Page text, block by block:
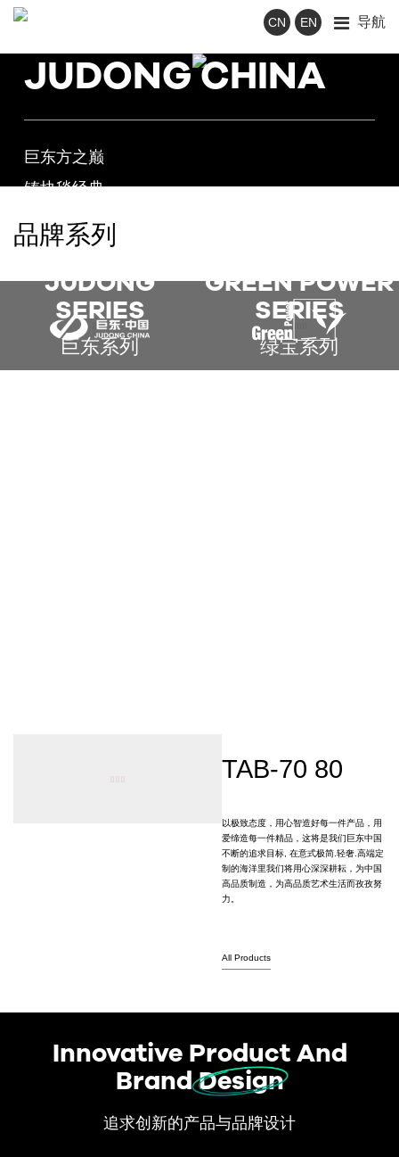
CN EN 导航
JUDONG CHINA
巨东方之巅
铸块毯经典
品牌系列
JUDONG
SERIES
巨东系列
GREEN POWER
SERIES
绿宝系列
TAB-70 80
以极致态度，用心智造好每一件产品，用
爱缔造每一件精品，这将是我们巨东中国
不断的追求目标, 在意式极简.轻奢.高端定
制的海洋里我们将用心深深耕耘，为中国
高品质制造，为高品质艺术生活而孜孜努
力。
All Products
Innovative Product And
Brand Design
追求创新的产品与品牌设计